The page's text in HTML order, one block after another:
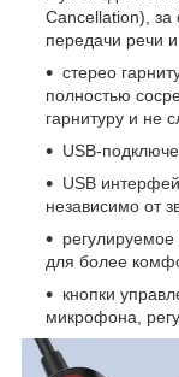
Cancellation), за
передачи речи
стерео
полностью
гарнитуру и не
USB-
USB
независимо от
для более
кнопки
микрофона,